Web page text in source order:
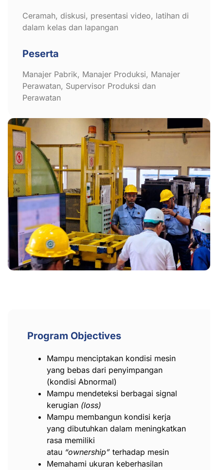
Ceramah, diskusi, presentasi video, latihan di
dalam kelas dan lapangan
Peserta
Manajer Pabrik, Manajer Produksi, Manajer
Perawatan, Supervisor Produksi dan
Perawatan
Program Objectives
Mampu menciptakan kondisi mesin
yang bebas dari penyimpangan
(kondisi Abnormal)
Mampu mendeteksi berbagai signal
kerugian (loss)
Mampu membangun kondisi kerja
yang dibutuhkan dalam meningkatkan
rasa memiliki
atau “ownership” terhadap mesin
Memahami ukuran keberhasilan